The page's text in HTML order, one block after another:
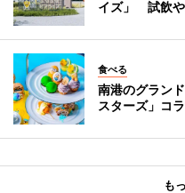
イズ」 試飲や
食べる
南港のグラン
スターズ」コ
も